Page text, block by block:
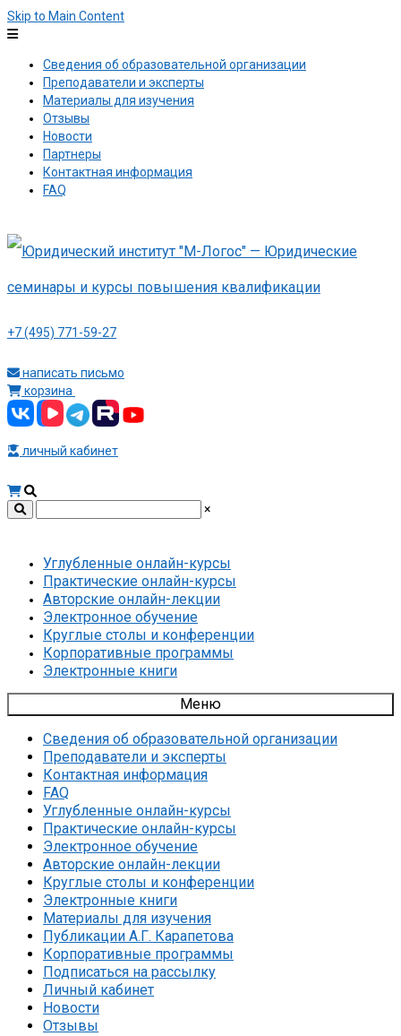
Skip to Main Content
Сведения об образовательной организации
Преподаватели и эксперты
Материалы для изучения
Отзывы
Новости
Партнеры
Контактная информация
FAQ
+7 (495) 771-59-27
написать письмо
корзина
личный кабинет
×
Углубленные онлайн-курсы
Практические онлайн-курсы
Авторские онлайн-лекции
Электронное обучение
Круглые столы и конференции
Корпоративные программы
Электронные книги
Меню
Сведения об образовательной организации
Преподаватели и эксперты
Контактная информация
FAQ
Углубленные онлайн-курсы
Практические онлайн-курсы
Электронное обучение
Авторские онлайн-лекции
Круглые столы и конференции
Электронные книги
Материалы для изучения
Публикации А.Г. Карапетова
Корпоративные программы
Подписаться на рассылку
Личный кабинет
Новости
Отзывы